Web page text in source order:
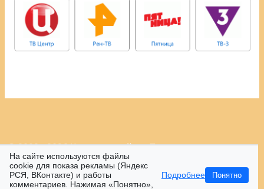
© 2009 - 2026 Контрастный.ру.Политика
конфиденциальности.
16+
На сайте используются файлы
cookie для показа рекламы (Яндекс
РСЯ, ВКонтакте) и работы
комментариев. Нажимая «Понятно»,
Подробнее Понятно